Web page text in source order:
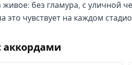
без гламура, с уличной
это чувствует на каждом
аккордами